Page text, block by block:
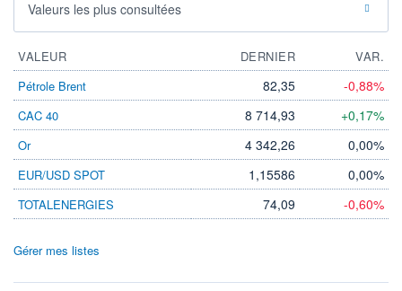
Valeurs les plus consultées
VALEUR DERNIER
VAR.
Pétrole Brent
82,35 -0,88%
CAC 40 8 714,93 +0,17%
Or 4 342,26 0,00%
EUR/USD SPOT 1,15586 0,00%
TOTALENERGIES 74,09 -0,60%
Gérer mes listes